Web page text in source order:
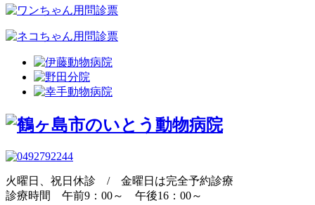
火曜日、祝日休診 / 金曜日は完全予約診療
診療時間 午前9：00～ 午後16：00～